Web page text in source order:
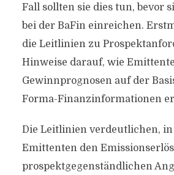
Fall sollten sie dies tun, bevor
bei der BaFin einreichen.
die Leitlinien zu
Hinweise darauf, wie
Gewinnprognosen auf der
Forma-Finanzinformationen
Die Leitlinien verdeutlichen,
Emittenten den
prospektgegenständlichen